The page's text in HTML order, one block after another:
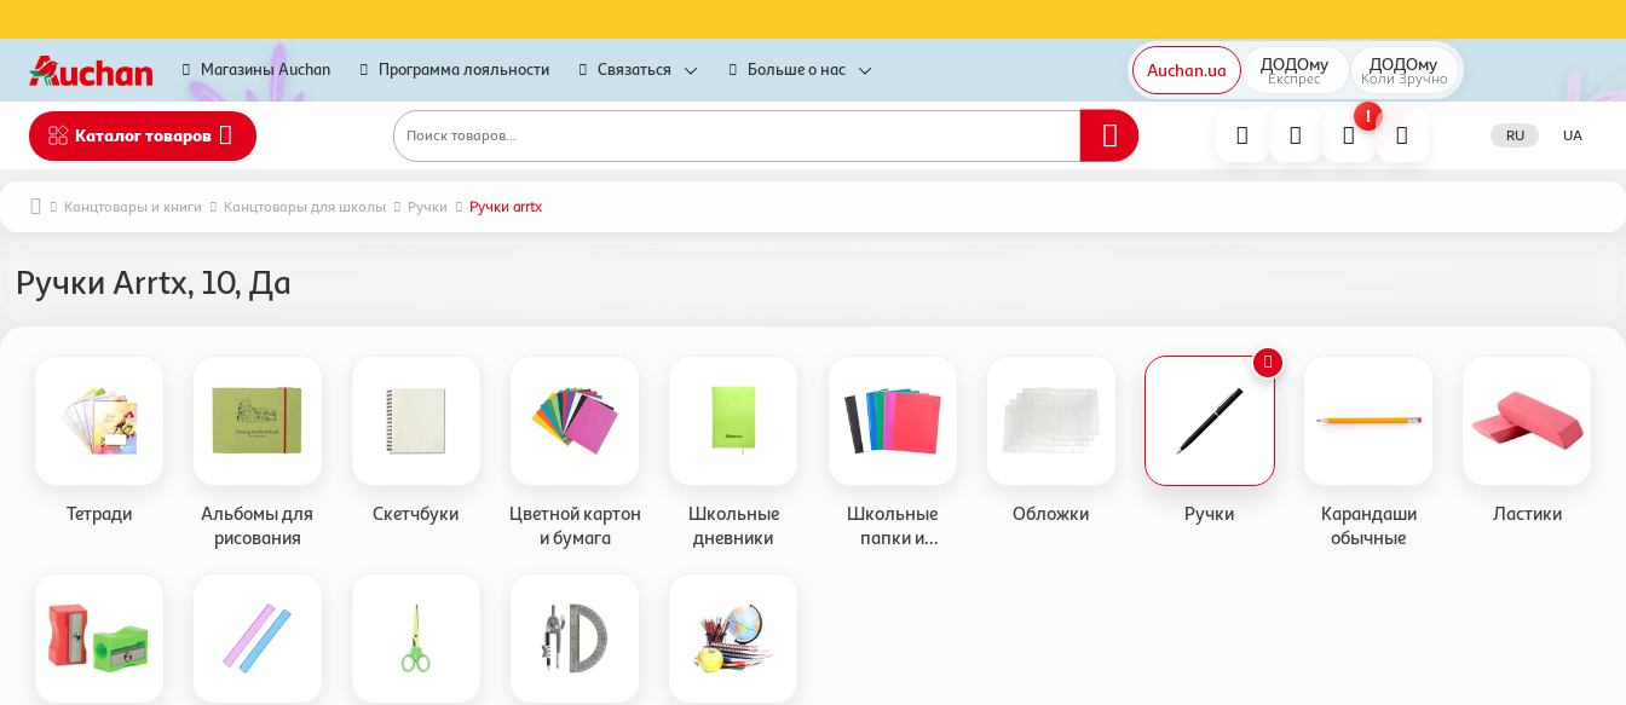
Магазины Auchan Программа лояльности Связаться Больше о нас Auchan.ua ДОДОму
Експрес
ДОДОму
Коли Зручно
Каталог товаров Поиск товаров...
!
RU UA
Канцтовары и книги Канцтовары для школы Ручки Ручки arrtx
Ручки Arrtx, 10, Да
Тетради
Альбомы для
рисования
Скетчбуки
Цветной картон
и бумага
Школьные
дневники
Школьные
папки и
Обложки Ручки
Карандаши
обычные
Ластики